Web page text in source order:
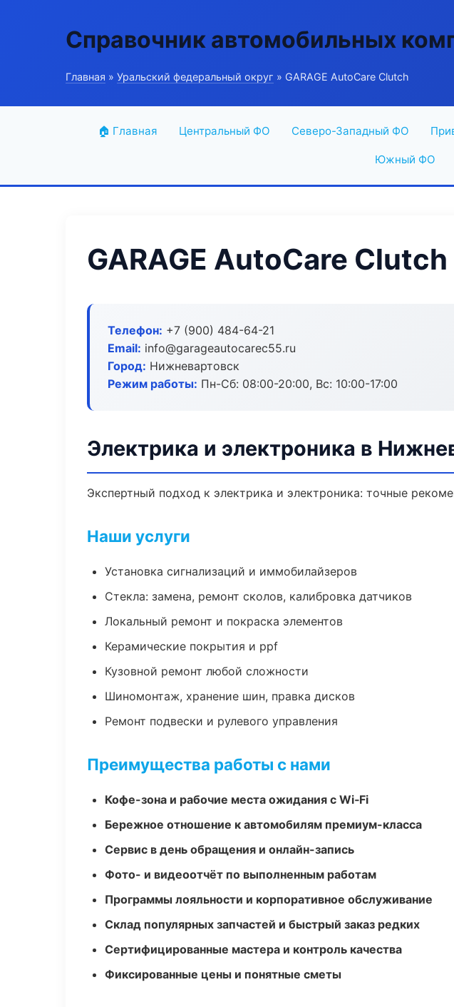
Справочник автомобильных
Главная » Уральский федеральный округ » GARAGE AutoCare Clutch
🏠 Главная Центральный ФО Северо-Западный ФО
Южный ФО
GARAGE AutoCare Clutch
Телефон: +7 (900) 484-64-21
Email: info@garageautocarec55.ru
Город: Нижневартовск
Режим работы: Пн-Сб: 08:00-20:00, Вс: 10:00-17:00
Электрика и электроника в
Экспертный подход к электрика и электроника: точные
Наши услуги
Установка сигнализаций и иммобилайзеров
Стекла: замена, ремонт сколов, калибровка датчиков
Локальный ремонт и покраска элементов
Керамические покрытия и ppf
Кузовной ремонт любой сложности
Шиномонтаж, хранение шин, правка дисков
Ремонт подвески и рулевого управления
Преимущества работы с нами
Кофе-зона и рабочие места ожидания с Wi‑Fi
Бережное отношение к автомобилям премиум-класса
Сервис в день обращения и онлайн-запись
Фото- и видеоотчёт по выполненным работам
Программы лояльности и корпоративное обслуживание
Склад популярных запчастей и быстрый заказ редких
Сертифицированные мастера и контроль качества
Фиксированные цены и понятные сметы